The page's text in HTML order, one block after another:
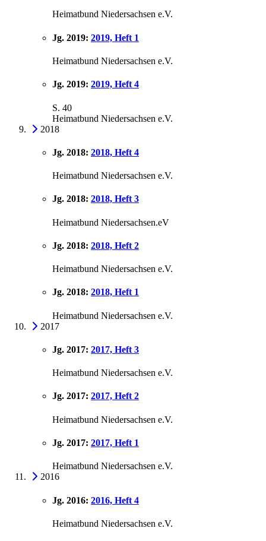
Heimatbund Niedersachsen e.V.
Jg. 2019: 2019, Heft 1
Heimatbund Niedersachsen e.V.
Jg. 2019: 2019, Heft 4
S. 40
Heimatbund Niedersachsen e.V.
2018
Jg. 2018: 2018, Heft 4
Heimatbund Niedersachsen e.V.
Jg. 2018: 2018, Heft 3
Heimatbund Niedersachsen.eV
Jg. 2018: 2018, Heft 2
Heimatbund Niedersachsen e.V.
Jg. 2018: 2018, Heft 1
Heimatbund Niedersachsen e.V.
2017
Jg. 2017: 2017, Heft 3
Heimatbund Niedersachsen e.V.
Jg. 2017: 2017, Heft 2
Heimatbund Niedersachsen e.V.
Jg. 2017: 2017, Heft 1
Heimatbund Niedersachsen e.V.
2016
Jg. 2016: 2016, Heft 4
Heimatbund Niedersachsen e.V.